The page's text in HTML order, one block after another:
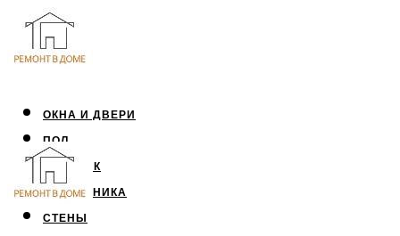
ОКНА И ДВЕРИ
ПОЛ
ПОТОЛОК
САНТЕХНИКА
СТЕНЫ